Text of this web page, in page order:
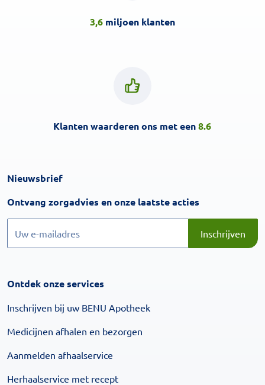
3,6miljoen klanten
Klanten waarderen ons met een8.6
Nieuwsbrief
Ontvang zorgadvies en onze laatste acties
Inschrijven
Ontdek onze services
Inschrijven bij uw BENU Apotheek
Medicijnen afhalen en bezorgen
Aanmelden afhaalservice
Herhaalservice met recept